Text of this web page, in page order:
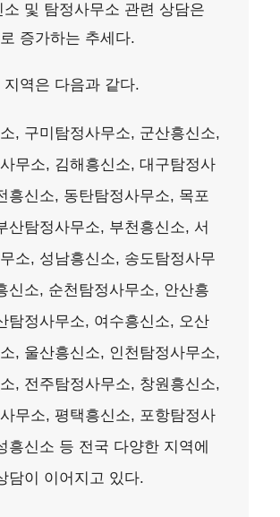
소 및 탐정사무소 관련 상담은
증가하는 추세다.
지역은 다음과 같다.
, 구미탐정사무소, 군산흥신소,
무소, 김해흥신소, 대구탐정사
흥신소, 동탄탐정사무소, 목포
산탐정사무소, 부천흥신소, 서
소, 성남흥신소, 송도탐정사무
신소, 순천탐정사무소, 안산흥
탐정사무소, 여수흥신소, 오산
, 울산흥신소, 인천탐정사무소,
, 전주탐정사무소, 창원흥신소,
무소, 평택흥신소, 포항탐정사
흥신소 등 전국 다양한 지역에
담이 이어지고 있다.